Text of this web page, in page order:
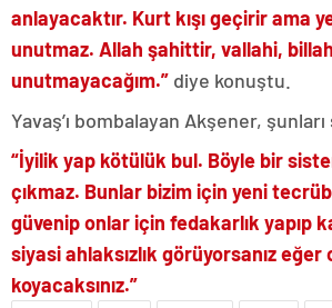
anlayacaktır. Kurt kışı geçirir ama
unutmaz. Allah şahittir, vallahi,
unutmayacağım.” diye konuştu.
Yavaş’ı bombalayan Akşener,
“İyilik yap kötülük bul. Böyle bir
çıkmaz. Bunlar bizim için yeni
güvenip onlar için fedakarlık yapıp
siyasi ahlaksızlık görüyorsanız
koyacaksınız.”